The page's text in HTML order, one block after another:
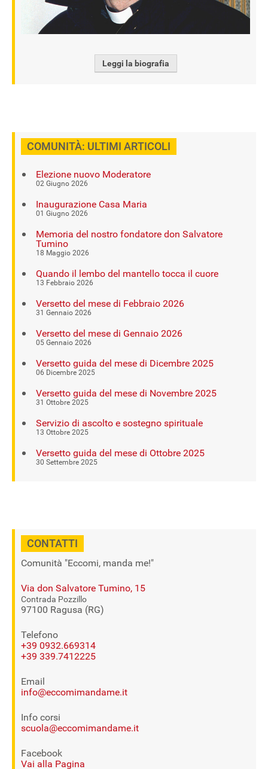
Leggi la biografia
COMUNITÀ: ULTIMI ARTICOLI
Elezione nuovo Moderatore
02 Giugno 2026
Inaugurazione Casa Maria
01 Giugno 2026
Memoria del nostro fondatore don Salvatore
Tumino
18 Maggio 2026
Quando il lembo del mantello tocca il cuore
13 Febbraio 2026
Versetto del mese di Febbraio 2026
31 Gennaio 2026
Versetto del mese di Gennaio 2026
05 Gennaio 2026
Versetto guida del mese di Dicembre 2025
06 Dicembre 2025
Versetto guida del mese di Novembre 2025
31 Ottobre 2025
Servizio di ascolto e sostegno spirituale
13 Ottobre 2025
Versetto guida del mese di Ottobre 2025
30 Settembre 2025
CONTATTI
Comunità "Eccomi, manda me!"
Via don Salvatore Tumino, 15
Contrada Pozzillo
97100 Ragusa (RG)
Telefono
+39 0932.669314
+39 339.7412225
Email
info@eccomimandame.it
Info corsi
scuola@eccomimandame.it
Facebook
Vai alla Pagina